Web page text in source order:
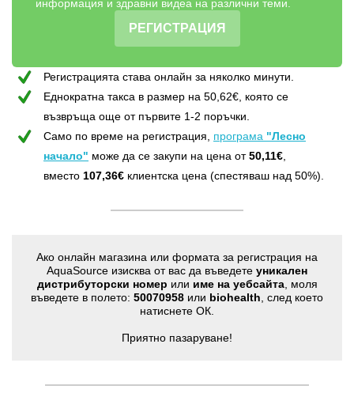
информация и здравни видеа на различни теми.
РЕГИСТРАЦИЯ
Регистрацията става онлайн за няколко минути.
Еднократна такса в размер на 50,62€, която сe
възвръщa още от първите 1-2 поръчки.
Само по време на регистрация, програма "Лесно
начало" може да се закупи на цена от50,11€
вместо 107,36€ клиентска цена (спестяваш над 50%).
Ако онлайн магазина или формата за регистрация на
AquaSource изисква от вас да въведете уникален
дистрибуторски номер или име на уебсайта, моля
въведете в полето: 50070958 или biohealth , след което
натиснете ОК.
Приятно пазаруване!